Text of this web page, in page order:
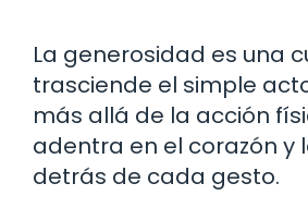
La generosidad es una
trasciende el simple
más allá de la acción
adentra en el corazón y
detrás de cada gesto.